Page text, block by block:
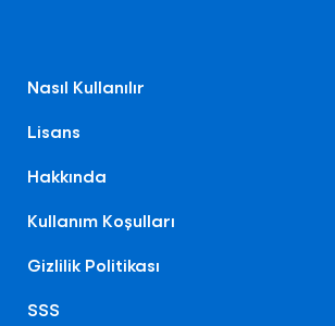
Nasıl Kullanılır
Lisans
Hakkında
Kullanım Koşulları
Gizlilik Politikası
SSS